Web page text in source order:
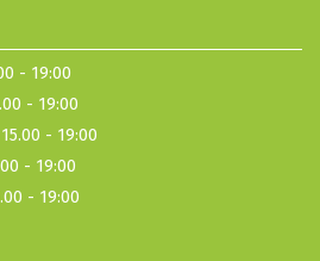
- 19:00
- 19:00
- 19:00
- 19:00
- 19:00